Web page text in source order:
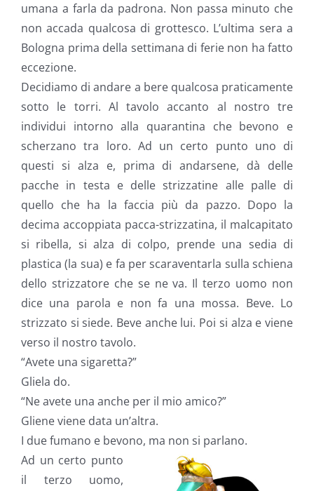
umana a farla da padrona. Non passa minuto che
non accada qualcosa di grottesco. L’ultima sera a
Bologna prima della settimana di ferie non ha fatto
eccezione.
Decidiamo di andare a bere qualcosa praticamente
sotto le torri. Al tavolo accanto al nostro tre
individui intorno alla quarantina che bevono e
scherzano tra loro. Ad un certo punto uno di
questi si alza e, prima di andarsene, dà delle
pacche in testa e delle strizzatine alle palle di
quello che ha la faccia più da pazzo. Dopo la
decima accoppiata pacca-strizzatina, il malcapitato
si ribella, si alza di colpo, prende una sedia di
plastica (la sua) e fa per scaraventarla sulla schiena
dello strizzatore che se ne va. Il terzo uomo non
dice una parola e non fa una mossa. Beve. Lo
strizzato si siede. Beve anche lui. Poi si alza e viene
verso il nostro tavolo.
“Avete una sigaretta?”
Gliela do.
“Ne avete una anche per il mio amico?”
Gliene viene data un’altra.
I due fumano e bevono, ma non si parlano.
Ad un certo punto
il terzo uomo,